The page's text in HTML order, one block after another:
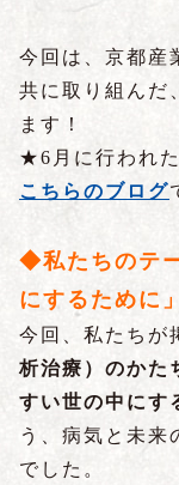
今回は、京都産
共に取り組んだ
ます！
★6月に行われ
こちらのブログ
◆私たちのテ
にするために」
今回、私たちが
析治療）のかた
すい世の中にす
う、病気と未来
でした。